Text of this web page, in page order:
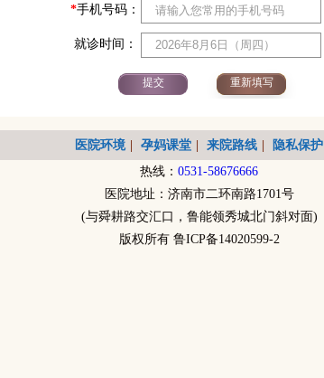
*手机号码：
就诊时间：
医院环境 | 孕妈课堂 | 来院路线 |
隐私保护
热线：0531-58676666
医院地址：济南市二环南路1701号
(与舜耕路交汇口，鲁能领秀城北门斜对面)
版权所有 鲁ICP备14020599-2